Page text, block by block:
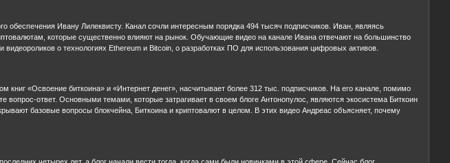
обеспечения Ивану Лилеквисту. Канал сочли интересным порядка 494 тысяч подписчиков. Иван, являясь
которые существенно влияют на рынок. Обучающие видео на канале Ивана отвечают на большинство
о технологиях Ethereum и Bitcoin, о разработках ПО для использования цифровых активов.
книг «Освоение биткоина» и «Интернет денег», насчитывает более 312 тыс. подписчиков. На его канале, помимо
ответ. Основными темами, которые затрагивает в своем блоге Антонопулос, являются экосистема Биткоин
базовые вопросы блокчейна, Биткоина и криптовалют в целом. В этих видео Андреас объясняет, почему